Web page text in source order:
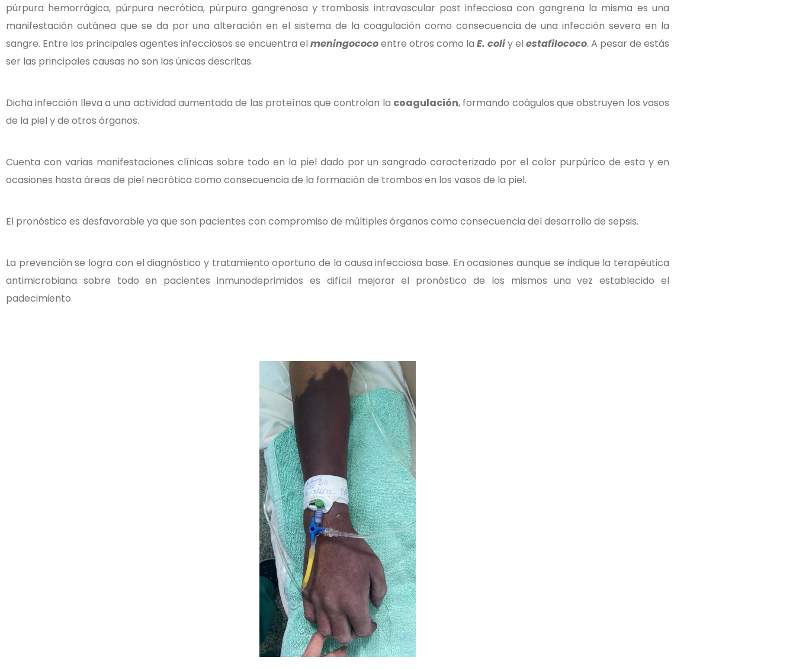
púrpura hemorrágica, púrpura necrótica, púrpura gangrenosa y trombosis intravascular post infecciosa con gangrena la misma es una
manifestación cutánea que se da por una alteración en el sistema de la coagulación como consecuencia de una infección severa en la
sangre. Entre los principales agentes infecciosos se encuentra el meningococoentre otros como la E. coliy el estafilococo. A pesar de estás
ser las principales causas no son las únicas descritas.
Dicha infección lleva a una actividad aumentada de las proteínas que controlan la coagulación, formando coágulos que obstruyen los vasos
de la piel y de otros órganos.
Cuenta con varias manifestaciones clínicas sobre todo en la piel dado por un sangrado caracterizado por el color purpúrico de esta y en
ocasiones hasta áreas de piel necrótica como consecuencia de la formación de trombos en los vasos de la piel.
El pronóstico es desfavorable ya que son pacientes con compromiso de múltiples órganos como consecuencia del desarrollo de sepsis.
La prevención se logra con el diagnóstico y tratamiento oportuno de la causa infecciosa base. En ocasiones aunque se indique la terapéutica
antimicrobiana sobre todo en pacientes inmunodeprimidos es difícil mejorar el pronóstico de los mismos una vez establecido el
padecimiento.